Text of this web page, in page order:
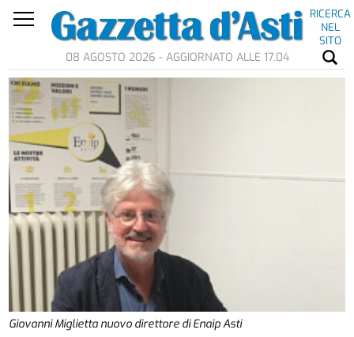
RICERCA
NEL
SITO
08 AGOSTO 2026 - AGGIORNATO ALLE 17.04
Giovanni Miglietta nuovo direttore di Enaip Asti